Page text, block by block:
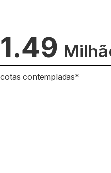
1.49
cotas contempladas*